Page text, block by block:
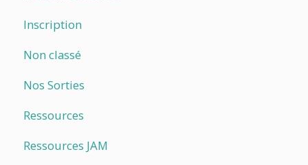
Inscription
Non classé
Nos Sorties
Ressources
Ressources JAM